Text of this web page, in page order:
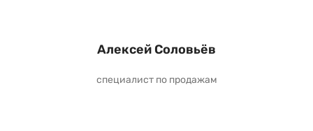
Алексей Соловьёв
специалист по продажам